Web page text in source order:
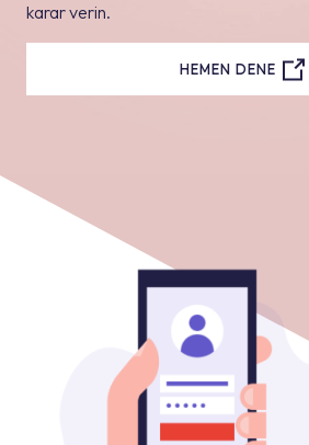
karar verin.
HEMEN DENE